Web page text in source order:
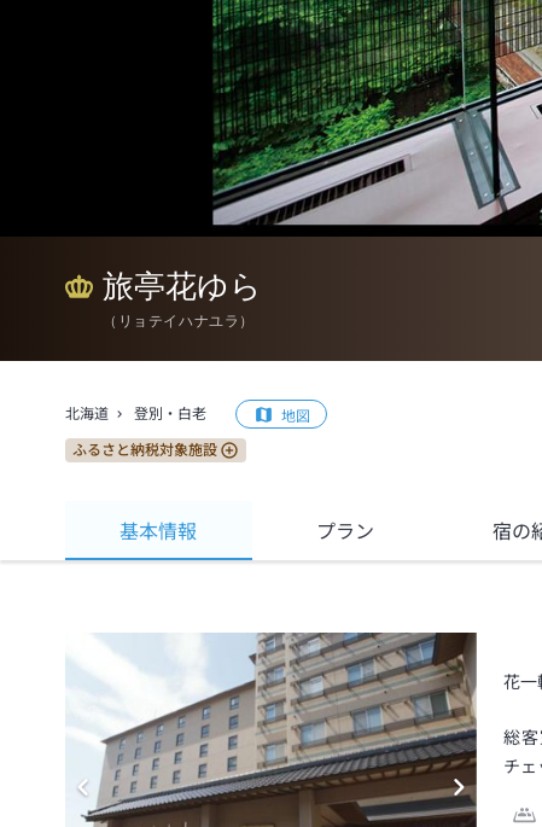
旅亭花ゆら
（ リョテイハナユラ ）
北海道 登別・白老 地図
ふるさと納税対象施設
基本情報 プラン 宿の
花一
総
チェ